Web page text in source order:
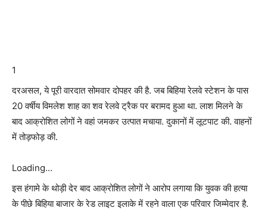
1
दरअसल, ये पूरी वारदात सोमवार दोपहर की है. जब बिहिया रेलवे स्टेशन के पास
20 वर्षीय विमलेश शाह का शव रेलवे ट्रैक पर बरामद हुआ था. लाश मिलने के
बाद आक्रोशित लोगों ने वहां जमकर उत्पात मचाया. दुकानों में लूटपाट की. वाहनों
में तोड़फोड़ की.
Loading...
इस हंगामे के थोड़ी देर बाद आक्रोशित लोगों ने आरोप लगाया कि युवक की हत्या
के पीछे बिहिया बाजार के रेड लाइट इलाके में रहने वाला एक परिवार जिम्मेदार है.